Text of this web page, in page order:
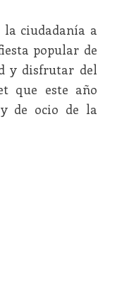
la ciudadanía a
popular de
y disfrutar del
que este año
de ocio de la